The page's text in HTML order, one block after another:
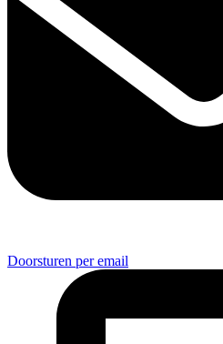
Doorsturen per email